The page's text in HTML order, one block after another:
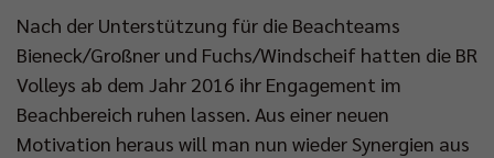
Nach der Unterstützung für die Beachteams
Bieneck/Großner und Fuchs/Windscheif hatten die BR
Volleys ab dem Jahr 2016 ihr Engagement im
Beachbereich ruhen lassen. Aus einer neuen
Motivation heraus will man nun wieder Synergien aus